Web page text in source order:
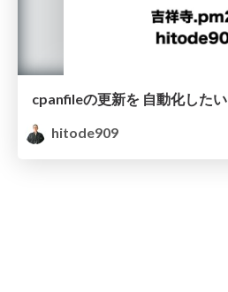
cpanfileの更新を 自動化したい
hitode909